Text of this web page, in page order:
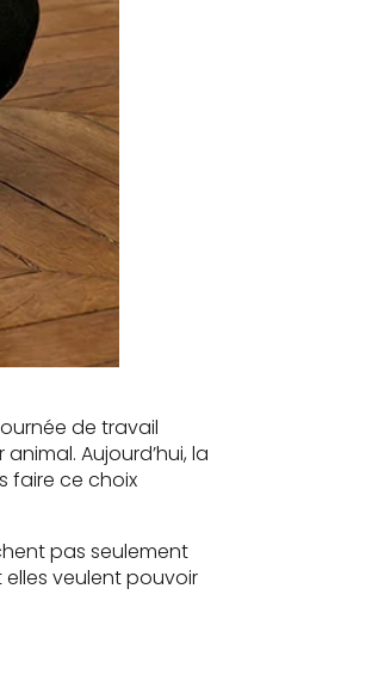
de travail
Aujourd’hui, la
faire ce choix
pas seulement
veulent pouvoir